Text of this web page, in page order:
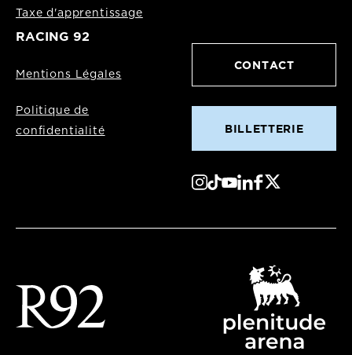
Taxe d'apprentissage
RACING 92
Mentions Légales
Politique de
confidentialité
CONTACT
BILLETTERIE